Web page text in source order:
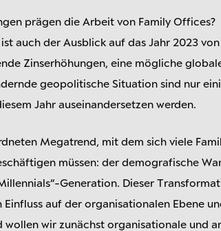
prägen die Arbeit von Family Offices?
auch der Ausblick auf das Jahr 2023
Zinserhöhungen, eine mögliche
geopolitische Situation sind nur
Jahr auseinandersetzen werden.
Megatrend, mit dem sich viele
müssen: der demografische
Generation. Dieser
auf der organisationalen Ebene
wir zunächst organisationale und